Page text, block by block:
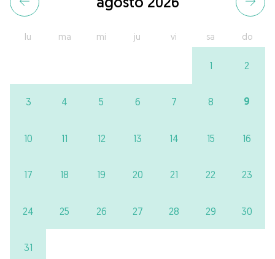
lu ma mi ju vi sa do
1 2
3 4 5 6 7 8 9
10 11 12 13 14 15 16
17 18 19 20 21 22 23
24 25 26 27 28 29 30
31